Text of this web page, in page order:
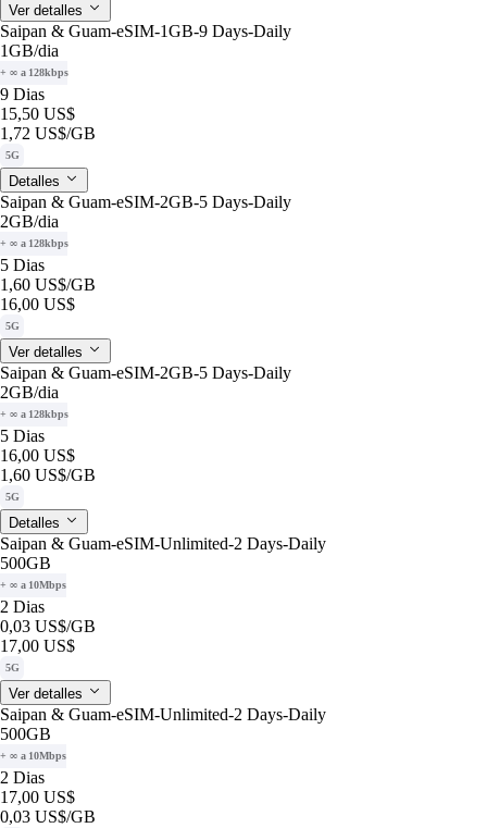
Ver detalles
Saipan & Guam-eSIM-1GB-9 Days-Daily
1GB/dia
+ ∞ a 128kbps
9 Dias
15,50 US$
1,72 US$/GB
5G
Detalles
Saipan & Guam-eSIM-2GB-5 Days-Daily
2GB/dia
+ ∞ a 128kbps
5 Dias
1,60 US$/GB
16,00 US$
5G
Ver detalles
Saipan & Guam-eSIM-2GB-5 Days-Daily
2GB/dia
+ ∞ a 128kbps
5 Dias
16,00 US$
1,60 US$/GB
5G
Detalles
Saipan & Guam-eSIM-Unlimited-2 Days-Daily
500GB
+ ∞ a 10Mbps
2 Dias
0,03 US$/GB
17,00 US$
5G
Ver detalles
Saipan & Guam-eSIM-Unlimited-2 Days-Daily
500GB
+ ∞ a 10Mbps
2 Dias
17,00 US$
0,03 US$/GB